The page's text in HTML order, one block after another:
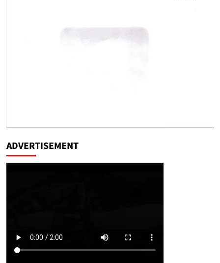
ADVERTISEMENT